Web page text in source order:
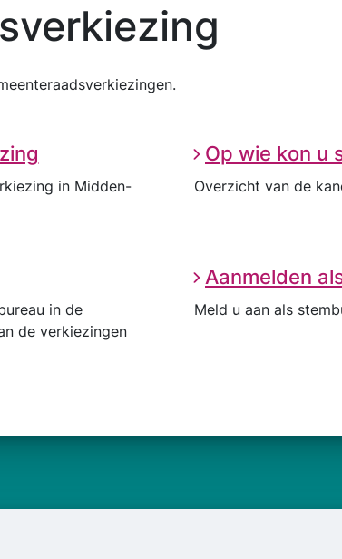
in Midden-
Op wie kon u
Overzicht van de
in de
de verkiezingen
Aanmelden
Meld u aan als